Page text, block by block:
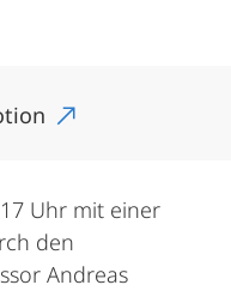
Uhr mit einer
den
Andreas